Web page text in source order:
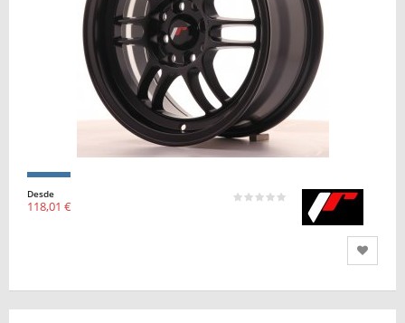
Desde
118,01 €